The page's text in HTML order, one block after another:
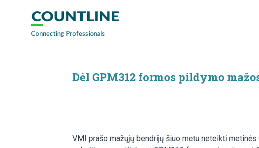
Dėl GPM312 formos pildymo
VMI prašo mažųjų bendrijų šiuo metu neteikti